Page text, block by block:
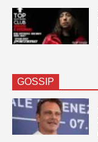
GOSSIP